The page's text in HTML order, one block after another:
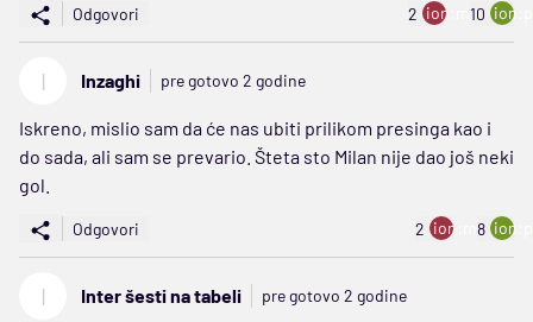
Odgovori 2 ion:minus
10
I Inzaghi pre gotovo 2 godine
Iskreno, mislio sam da će nas ubiti prilikom presinga kao i
do sada, ali sam se prevario. Šteta sto Milan nije dao još neki
gol.
Odgovori 2 ion:minus
8
I Inter šesti na tabeli pre gotovo 2 godine